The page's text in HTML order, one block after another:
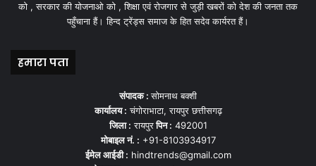
को , सरकार की योजनाओ को , शिक्षा एवं रोजगार से जुड़ी खबरों को देश की जनता तक
पहुँचाना हैं। हिन्द ट्रेंड्स समाज के हित सदेव कार्यरत हैं।
हमारा पता
संपादक :सोमनाथ बक्शी
कार्यालय : चंगोराभाटा, रायपुर छत्तीसगढ़
जिला : रायपुरपिन : 492001
मोबाइल नं. : +91-8103934917
ईमेल आईडी : hindtrends@gmail.com